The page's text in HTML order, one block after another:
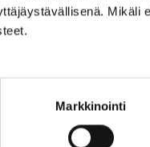
Mikäli
Markkinointi